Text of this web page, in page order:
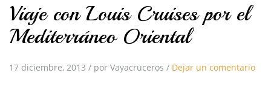
Viaje con Louis Cruises por el
Mediterráneo Oriental
17 diciembre, 2013 / por Vayacruceros / Dejar un comentario